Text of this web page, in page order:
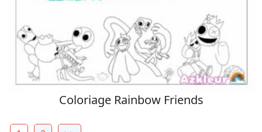
Coloriage Rainbow Friends